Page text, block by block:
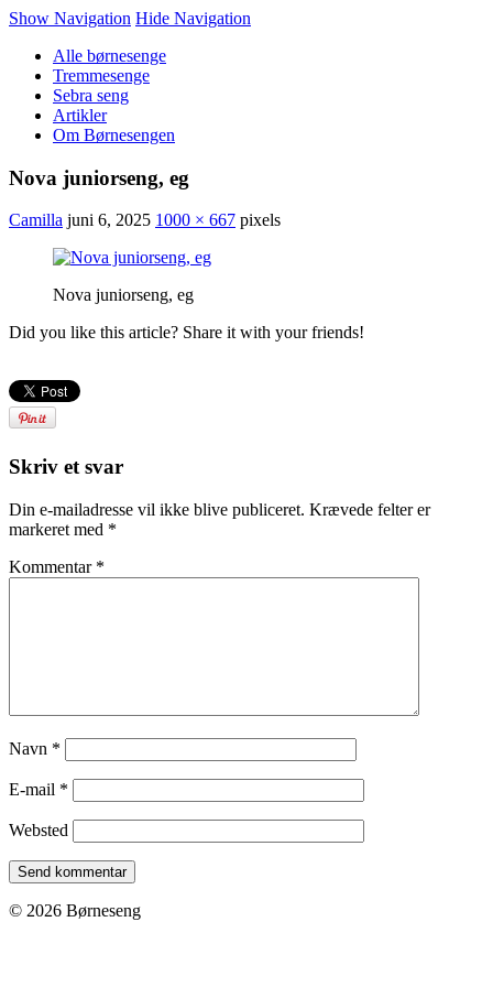
Show Navigation Hide Navigation
Alle børnesenge
Tremmesenge
Sebra seng
Artikler
Om Børnesengen
Nova juniorseng, eg
Camilla juni 6, 2025 1000 × 667 pixels
Nova juniorseng, eg
Did you like this article? Share it with your friends!
Skriv et svar
Din e-mailadresse vil ikke blive publiceret. Krævede felter er
markeret med *
Kommentar *
Navn *
E-mail *
Websted
© 2026 Børneseng